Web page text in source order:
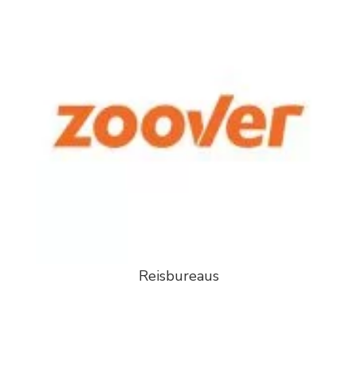
Reisbureaus